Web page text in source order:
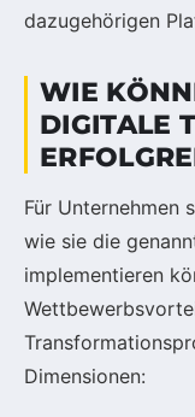
dazugehörigen
WIE
DIGITALE
Für Unternehmen
wie sie die
implementieren
Dimensionen: